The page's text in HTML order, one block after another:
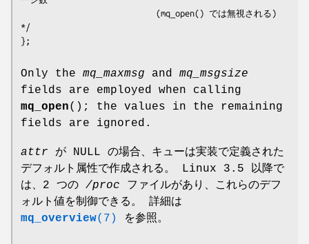
*/
Only the mq_maxmsg and mq_msgsize
fields are employed when calling
mq_open(); the values in the remaining
fields are ignored.
attr が NULL の場合、キューは実装で定義された
デフォルト属性で作成される。 Linux 3.5 以降で
は、2 つの /proc ファイルがあり、これらのデフ
ォルト値を制御できる。 詳細は
mq_overview(7) を参照。